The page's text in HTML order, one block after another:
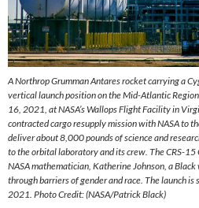
A Northrop Grumman Antares rocket carrying a
vertical launch position on the Mid-Atlantic
16, 2021, at NASA’s Wallops Flight Facility in
contracted cargo resupply mission with NASA to
deliver about 8,000 pounds of science and
to the orbital laboratory and its crew. The CRS-
NASA mathematician, Katherine Johnson, a
through barriers of gender and race. The launch is
2021. Photo Credit: (NASA/Patrick Black)